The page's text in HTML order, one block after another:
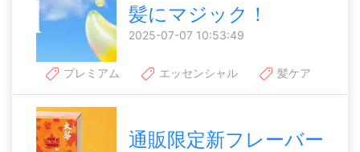
髪にマジック！
2025-07-07 10:53:49
プレミアム エッセンシャル 髪ケア
通販限定新フレーバー